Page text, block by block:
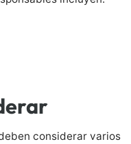
considerar varios